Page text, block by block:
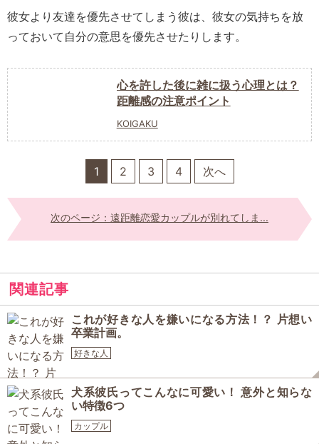
彼女より友達を優先させてしまう彼は、彼女の気持ちを放
っておいて自分の意思を優先させたりします。
心を許した後に雑に扱う心理とは？
距離感の注意ポイント
KOIGAKU
1 2 3 4 次へ
次のページ：遠距離恋愛カップルが別れてしま...
関連記事
これが好きな人を嫌いになる方法！？ 片想い
卒業計画。
好きな人
犬系彼氏ってこんなに可愛い！ 意外と知らな
い特徴6つ
カップル